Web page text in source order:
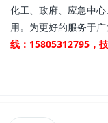
化工、政府、应急中
用。为更好的服务于
线：15805312795，